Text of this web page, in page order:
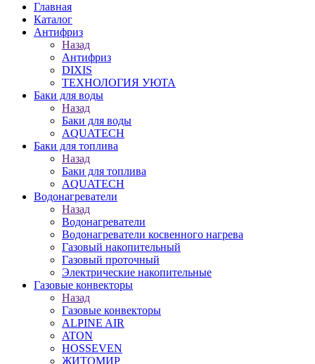
Главная
Каталог
Антифриз
Назад
Антифриз
DIXIS
ТЕХНОЛОГИЯ УЮТА
Баки для воды
Назад
Баки для воды
AQUATECH
Баки для топлива
Назад
Баки для топлива
AQUATECH
Водонагреватели
Назад
Водонагреватели
Водонагреватели косвенного нагрева
Газовый накопительный
Газовый проточный
Электрические накопительные
Газовые конвекторы
Назад
Газовые конвекторы
ALPINE AIR
ATON
HOSSEVEN
ЖИТОМИР